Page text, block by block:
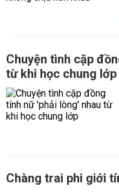
Chuyện tình cặp
từ khi học chung lớp
Chàng trai phi giới